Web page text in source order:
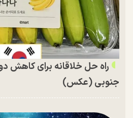
راه حل خلاقانه برای کاهش
جنوبی (عکس)